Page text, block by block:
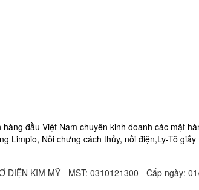
đầu Việt Nam chuyên kinh doanh các mặt
Limpio, Nồi chưng cách thủy, nồi điện,Ly-Tô giấy
ĐIỆN KIM MỸ - MST: 0310121300 - Cấp ngày: